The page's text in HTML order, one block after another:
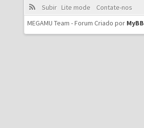
Subir Lite mode
Contate-nos
MEGAMU Team - Forum Criado por MyBB